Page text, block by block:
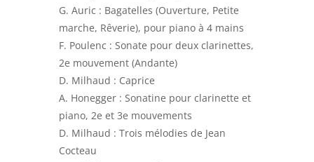
G. Auric : Bagatelles (Ouverture, Petite
marche, Rêverie), pour piano à 4 mains
F. Poulenc : Sonate pour deux clarinettes,
2e mouvement (Andante)
D. Milhaud : Caprice
A. Honegger : Sonatine pour clarinette et
piano, 2e et 3e mouvements
D. Milhaud : Trois mélodies de Jean
Cocteau